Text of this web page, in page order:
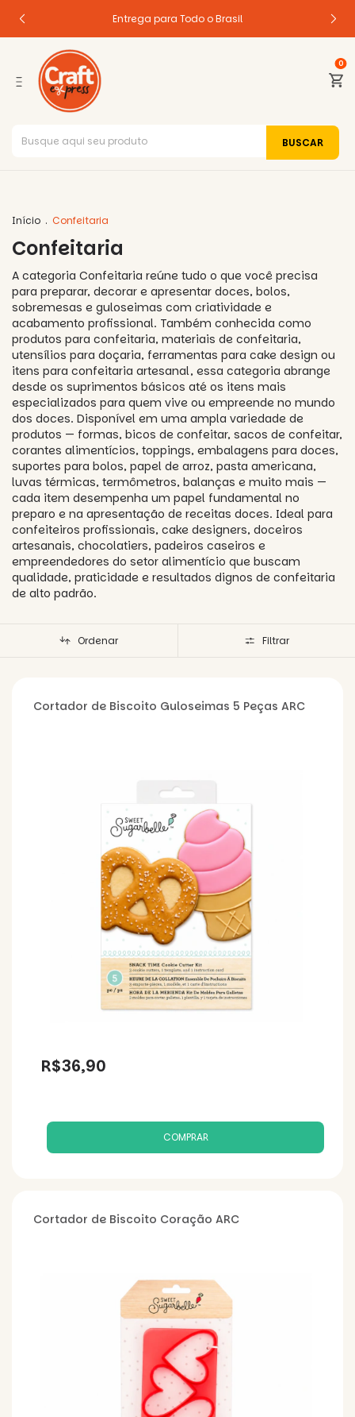
Entrega para Todo o Brasil
0
Início . Confeitaria
Confeitaria
A categoria Confeitaria reúne tudo o que você precisa
para preparar, decorar e apresentar doces, bolos,
sobremesas e guloseimas com criatividade e
acabamento profissional. Também conhecida como
produtos para confeitaria, materiais de confeitaria,
utensílios para doçaria, ferramentas para cake design ou
itens para confeitaria artesanal, essa categoria abrange
desde os suprimentos básicos até os itens mais
especializados para quem vive ou empreende no mundo
dos doces. Disponível em uma ampla variedade de
produtos — formas, bicos de confeitar, sacos de confeitar,
corantes alimentícios, toppings, embalagens para doces,
suportes para bolos, papel de arroz, pasta americana,
luvas térmicas, termômetros, balanças e muito mais —
cada item desempenha um papel fundamental no
preparo e na apresentação de receitas doces. Ideal para
confeiteiros profissionais, cake designers, doceiros
artesanais, chocolatiers, padeiros caseiros e
empreendedores do setor alimentício que buscam
qualidade, praticidade e resultados dignos de confeitaria
de alto padrão.
Ordenar Filtrar
Cortador de Biscoito Guloseimas 5 Peças ARC
R$36,90
Cortador de Biscoito Coração ARC